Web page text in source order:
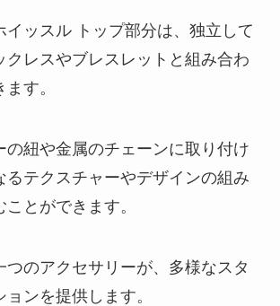
イッスル トップ部分は、独立して
クレスやブレスレットと組み合わ
す。
の紐や金属のチェーンに取り付け
るテクスチャーやデザインの組み
とができます。
つのアクセサリーが、多様なスタ
ンを提供します。